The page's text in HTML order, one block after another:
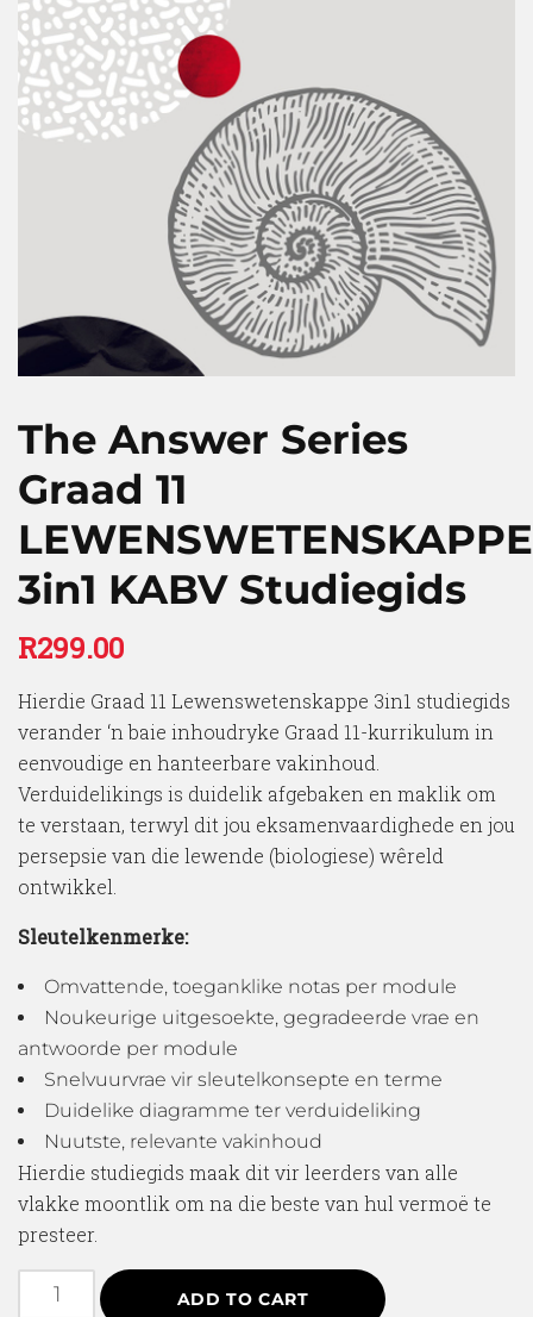
The Answer Series
Graad 11
LEWENSWETENSKAPPE
3in1 KABV Studiegids
R299.00
Hierdie Graad 11 Lewenswetenskappe 3in1 studiegids
verander ‘n baie inhoudryke Graad 11-kurrikulum in
eenvoudige en hanteerbare vakinhoud.
Verduidelikings is duidelik afgebaken en maklik om
te verstaan, terwyl dit jou eksamenvaardighede en jou
persepsie van die lewende (biologiese) wêreld
ontwikkel.
Sleutelkenmerke:
Omvattende, toeganklike notas per module
Noukeurige uitgesoekte, gegradeerde vrae en
antwoorde per module
Snelvuurvrae vir sleutelkonsepte en terme
Duidelike diagramme ter verduideliking
Nuutste, relevante vakinhoud
Hierdie studiegids maak dit vir leerders van alle
vlakke moontlik om na die beste van hul vermoë te
presteer.
ADD TO CART